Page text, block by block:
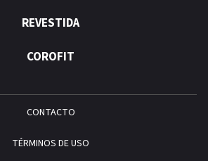
REVESTIDA
COROFIT
CONTACTO
TÉRMINOS DE USO